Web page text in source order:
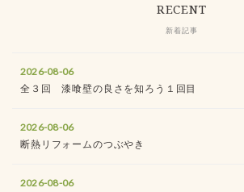
RECENT
新着記事
2026-08-06
全３回 漆喰壁の良さを知ろう１回目
2026-08-06
断熱リフォームのつぶやき
2026-08-06